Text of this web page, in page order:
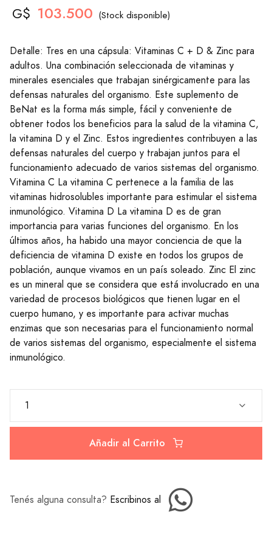
G$ 103.500 (Stock disponible)
Detalle: Tres en una cápsula: Vitaminas C + D & Zinc para
adultos. Una combinación seleccionada de vitaminas y
minerales esenciales que trabajan sinérgicamente para las
defensas naturales del organismo. Este suplemento de
BeNat es la forma más simple, fácil y conveniente de
obtener todos los beneficios para la salud de la vitamina C,
la vitamina D y el Zinc. Estos ingredientes contribuyen a las
defensas naturales del cuerpo y trabajan juntos para el
funcionamiento adecuado de varios sistemas del organismo.
Vitamina C La vitamina C pertenece a la familia de las
vitaminas hidrosolubles importante para estimular el sistema
inmunológico. Vitamina D La vitamina D es de gran
importancia para varias funciones del organismo. En los
últimos años, ha habido una mayor conciencia de que la
deficiencia de vitamina D existe en todos los grupos de
población, aunque vivamos en un país soleado. Zinc El zinc
es un mineral que se considera que está involucrado en una
variedad de procesos biológicos que tienen lugar en el
cuerpo humano, y es importante para activar muchas
enzimas que son necesarias para el funcionamiento normal
de varios sistemas del organismo, especialmente el sistema
inmunológico.
Añadir al Carrito
Tenés alguna consulta? Escribinos al